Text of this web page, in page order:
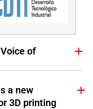
of
a new
3D printing